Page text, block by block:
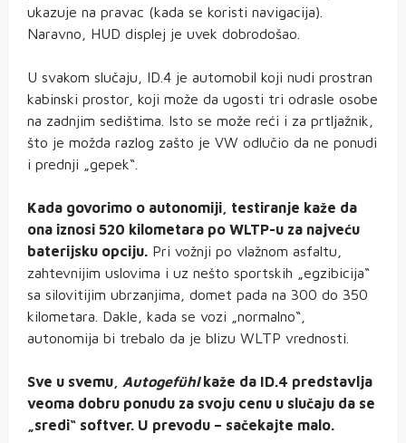
ukazuje na pravac (kada se koristi navigacija).
Naravno, HUD displej je uvek dobrodošao.
U svakom slučaju, ID.4 je automobil koji nudi prostran
kabinski prostor, koji može da ugosti tri odrasle osobe
na zadnjim sedištima. Isto se može reći i za prtljažnik,
što je možda razlog zašto je VW odlučio da ne ponudi
i prednji „gepek“.
Kada govorimo o autonomiji, testiranje kaže da
ona iznosi 520 kilometara po WLTP-u za najveću
baterijsku opciju. Pri vožnji po vlažnom asfaltu,
zahtevnijim uslovima i uz nešto sportskih „egzibicija“
sa silovitijim ubrzanjima, domet pada na 300 do 350
kilometara. Dakle, kada se vozi „normalno“,
autonomija bi trebalo da je blizu WLTP vrednosti.
Sve u svemu, Autogefühlkaže da ID.4 predstavlja
veoma dobru ponudu za svoju cenu u slučaju da se
„sredi“ softver. U prevodu – sačekajte malo.